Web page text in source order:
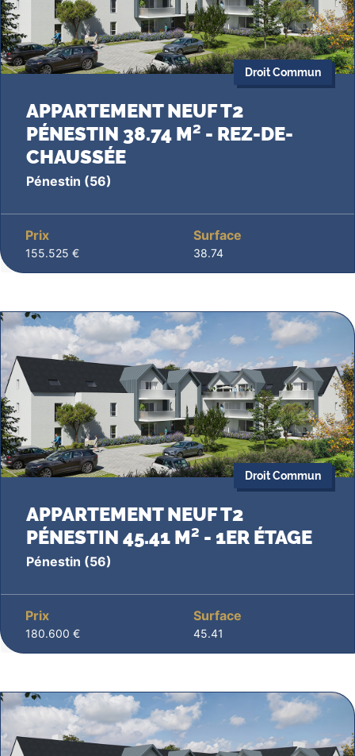
Droit Commun
APPARTEMENT NEUF T2
PÉNESTIN 38.74 M² - REZ-DE-
CHAUSSÉE
Pénestin (56)
Prix
155.525 €
Surface
38.74
Droit Commun
APPARTEMENT NEUF T2
PÉNESTIN 45.41 M² - 1ER ÉTAGE
Pénestin (56)
Prix
180.600 €
Surface
45.41